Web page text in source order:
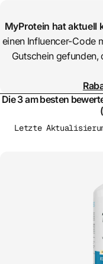
MyProtein hat aktuell
einen Influencer-Code
Gutschein
Die 3 am besten
Letzte